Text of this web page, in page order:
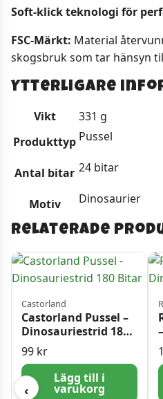
Soft-klick teknologi för
FSC-Märkt: Material
skogsbruk som tar hänsyn
Ytterligare
Vikt
331 g
Produkttyp Pussel
Antal bitar 24 bitar
Motiv Dinosaurier
Relaterade
‹
Castorland
Castorland Pussel –
Dinosauriestrid 180
Bitar
99 kr
Lägg till i
varukorg